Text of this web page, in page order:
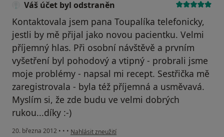
Váš účet byl odstraněn
Kontaktovala jsem pana Toupalíka telefonicky,
jestli by mě přijal jako novou pacientku. Velmi
příjemný hlas. Při osobní návštěvě a prvním
vyšetření byl pohodový a vtipný - probrali jsme
moje problémy - napsal mi recept. Sestřička mě
zaregistrovala - byla též příjemná a usměvavá.
Myslím si, že zde budu ve velmi dobrých
rukou...díky :-)
20. března 2012 • • • podle názoru uživatele Váš účet byl odstraněn
Nahlásit zneužití